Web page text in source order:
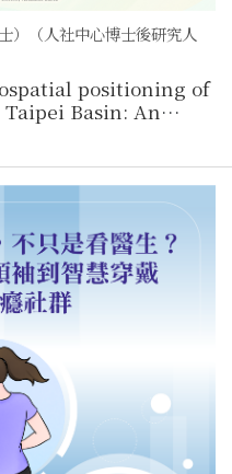
（人社中心博士後研究人
positioning of
Basin: An
methodology